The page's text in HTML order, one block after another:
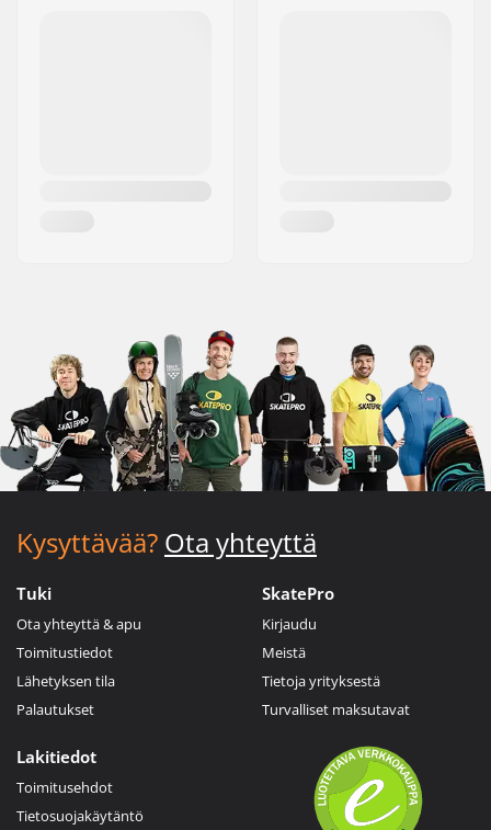
Kysyttävää? Ota yhteyttä
Tuki
Ota yhteyttä & apu
Toimitustiedot
Lähetyksen tila
Palautukset
SkatePro
Kirjaudu
Meistä
Tietoja yrityksestä
Turvalliset maksutavat
Lakitiedot
Toimitusehdot
Tietosuojakäytäntö